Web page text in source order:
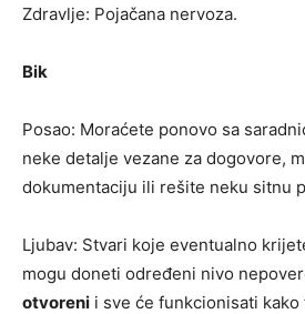
Zdravlje: Pojačana nervoza.
Bik
Posao: Moraćete ponovo sa
neke detalje vezane za dogovore,
dokumentaciju ili rešite neku sitnu
Ljubav: Stvari koje eventualno
mogu doneti određeni nivo
otvoreni i sve će funkcionisati kako